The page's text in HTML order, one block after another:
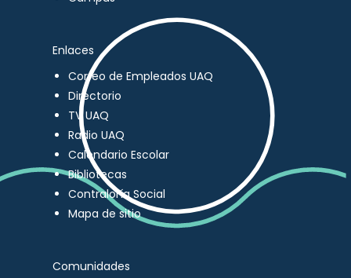
Enlaces
Correo de Empleados UAQ
Directorio
TV UAQ
Radio UAQ
Calendario Escolar
Bibliotecas
Contraloría Social
Mapa de sitio
Comunidades